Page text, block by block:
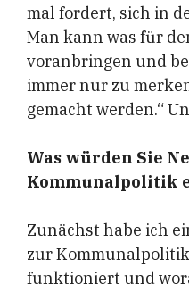
mal fordert, sich in
Man kann was für
voranbringen und
immer nur zu
gemacht werden.“
Was würden Sie
Kommunalpolitik
Zunächst habe ich
zur
funktioniert und